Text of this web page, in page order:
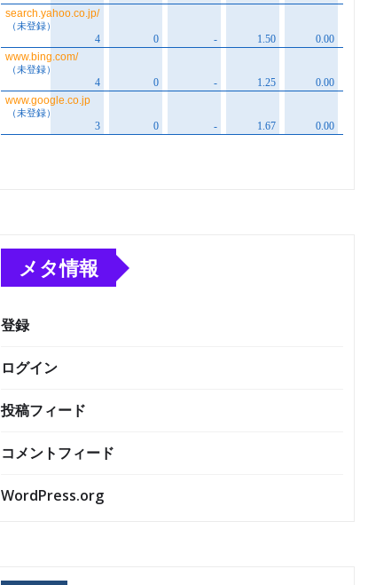
メタ情報
登録
ログイン
投稿フィード
コメントフィード
WordPress.org